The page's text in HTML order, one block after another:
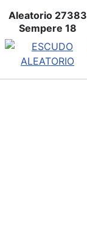
Aleatorio 27383
Sempere 18